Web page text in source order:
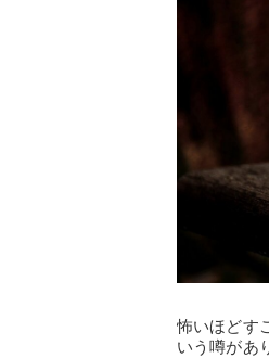
怖いほどす
いう噂があ